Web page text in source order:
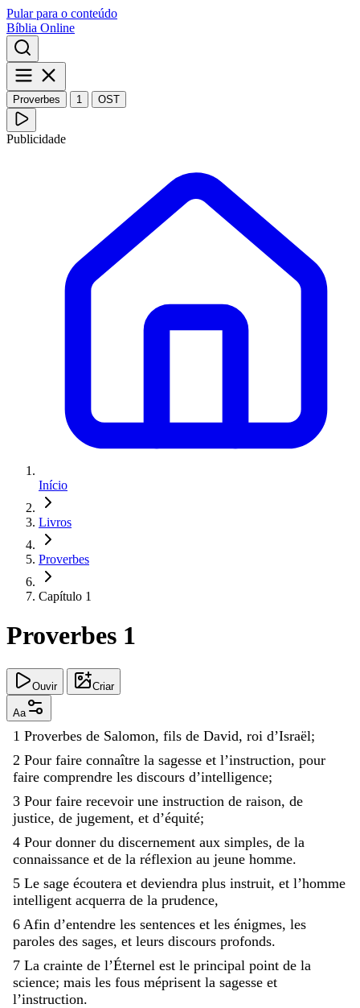
Pular para o conteúdo
Bíblia Online
Proverbes 1 OST
Publicidade
Início
Livros
Proverbes
Capítulo 1
Proverbes 1
Ouvir Criar
Aa
1 Proverbes de Salomon, fils de David, roi d’Israël;
2 Pour faire connaître la sagesse et l’instruction, pour
faire comprendre les discours d’intelligence;
3 Pour faire recevoir une instruction de raison, de
justice, de jugement, et d’équité;
4 Pour donner du discernement aux simples, de la
connaissance et de la réflexion au jeune homme.
5 Le sage écoutera et deviendra plus instruit, et l’homme
intelligent acquerra de la prudence,
6 Afin d’entendre les sentences et les énigmes, les
paroles des sages, et leurs discours profonds.
7 La crainte de l’Éternel est le principal point de la
science; mais les fous méprisent la sagesse et
l’instruction.